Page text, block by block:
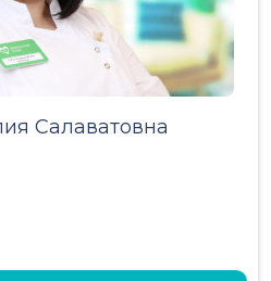
Салаватовна